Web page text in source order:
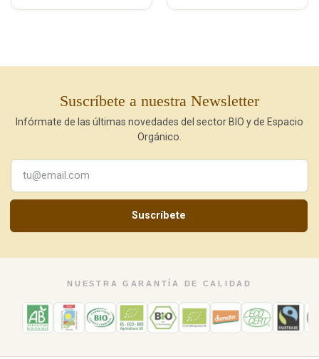
Suscríbete a nuestra Newsletter
Infórmate de las últimas novedades del sector BIO y de Espacio
Orgánico.
Suscríbete
NUESTRA GARANTÍA DE CALIDAD